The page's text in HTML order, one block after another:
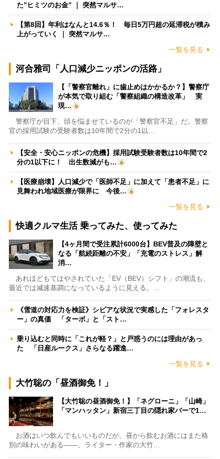
た”ヒミツのお金” ｜ 突然マルサ…
【第8回】年利はなんと14.6％！ 毎日5万円超の延滞税が積み
上がっていく ｜ 突然マルサ…
一覧を見る
河合雅司「人口減少ニッポンの活路」
【「警察官離れ」に歯止めはかかるか？】警察庁
が本気で取り組む「警察組織の構造改革」 実
現…
警察庁が目下、頭を悩ませているのが「警察官不足」だ。警察
官の採用試験の受験者数は10年間で2分の1以…
【安全・安心ニッポンの危機】採用試験受験者数は10年間で2
分の1以下に！ 出生数減がも…
【医療崩壊】人口減少で「医師不足」に加えて「患者不足」に
見舞われ地域医療が限界に 今後…
一覧を見る
快適クルマ生活 乗ってみた、使ってみた
【4ヶ月間で受注累計6000台】BEV普及の障壁と
なる「航続距離の不安」「充電のストレス」解
消…
あれほどもてはやされていた「EV（BEV）シフト」の潮流も、
最近では減速基調になっているように見える。…
《雪道の対応力を検証》シビアな状況で実感した「フォレスタ
ー」の真価 「ターボ」と「スト…
乗り込むと同時に「これが軽？」と戸惑うのには理由があっ
た 「日産ルークス」さらなる躍進…
一覧を見る
大竹聡の「昼酒御免！」
【大竹聡の昼酒御免！】「ネグローニ」「山崎」
「マンハッタン」新宿三丁目の隠れ家バーで1…
お酒はいつ飲んでもいいものだが、昼から飲むお酒にはまた格
別の味わいがある――。ライター・作家の大竹…